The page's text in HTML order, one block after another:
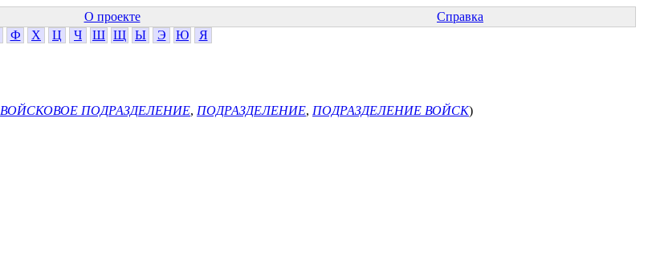
О проекте
Справка
Ф Х Ц Ч Ш Щ Ы Э Ю Я
ВОЙСКОВОЕ ПОДРАЗДЕЛЕНИЕ, ПОДРАЗДЕЛЕНИЕ, ПОДРАЗДЕЛЕНИЕ ВОЙСК)